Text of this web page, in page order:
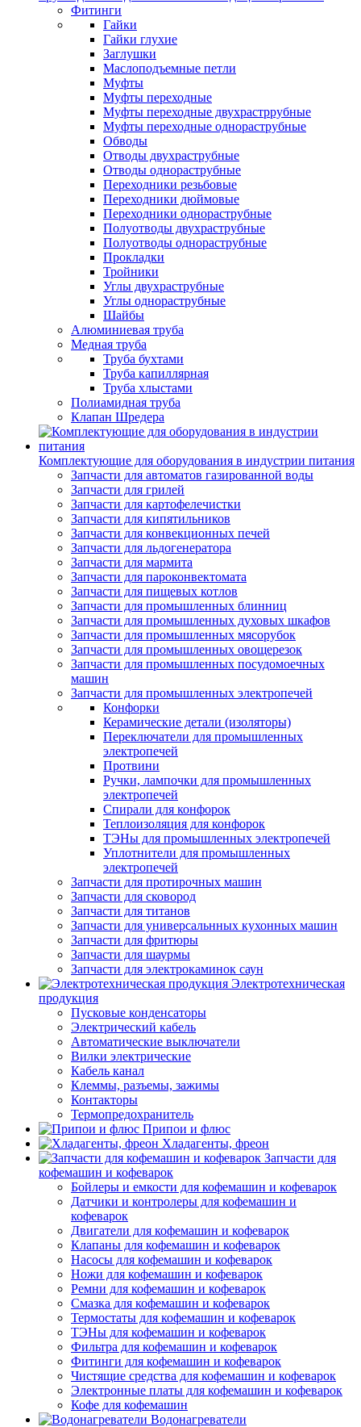
Фитинги
Гайки
Гайки глухие
Заглушки
Маслоподъемные петли
Муфты
Муфты переходные
Муфты переходные двухрастррубные
Муфты переходные однораструбные
Обводы
Отводы двухраструбные
Отводы однораструбные
Переходники резьбовые
Переходники дюймовые
Переходники однораструбные
Полуотводы двухраструбные
Полуотводы однораструбные
Прокладки
Тройники
Углы двухраструбные
Углы однораструбные
Шайбы
Алюминиевая труба
Медная труба
Труба бухтами
Труба капиллярная
Труба хлыстами
Полиамидная труба
Клапан Шредера
Комплектующие для оборудования в индустрии питания
Запчасти для автоматов газированной воды
Запчасти для грилей
Запчасти для картофелечистки
Запчасти для кипятильников
Запчасти для конвекционных печей
Запчасти для льдогенератора
Запчасти для мармита
Запчасти для пароконвектомата
Запчасти для пищевых котлов
Запчасти для промышленных блинниц
Запчасти для промышленных духовых шкафов
Запчасти для промышленных мясорубок
Запчасти для промышленных овощерезок
Запчасти для промышленных посудомоечных
машин
Запчасти для промышленных электропечей
Конфорки
Керамические детали (изоляторы)
Переключатели для промышленных
электропечей
Протвини
Ручки, лампочки для промышленных
электропечей
Спирали для конфорок
Теплоизоляция для конфорок
ТЭНы для промышленных электропечей
Уплотнители для промышленных
электропечей
Запчасти для протирочных машин
Запчасти для сковород
Запчасти для титанов
Запчасти для универсальнных кухонных машин
Запчасти для фритюры
Запчасти для шаурмы
Запчасти для электрокаминок саун
Электротехническая
продукция
Пусковые конденсаторы
Электрический кабель
Автоматические выключатели
Вилки электрические
Кабель канал
Клеммы, разъемы, зажимы
Контакторы
Термопредохранитель
Припои и флюс
Хладагенты, фреон
Запчасти для
кофемашин и кофеварок
Бойлеры и емкости для кофемашин и кофеварок
Датчики и контролеры для кофемашин и
кофеварок
Двигатели для кофемашин и кофеварок
Клапаны для кофемашин и кофеварок
Насосы для кофемашин и кофеварок
Ножи для кофемашин и кофеварок
Ремни для кофемашин и кофеварок
Смазка для кофемашин и кофеварок
Термостаты для кофемашин и кофеварок
ТЭНы для кофемашин и кофеварок
Фильтра для кофемашин и кофеварок
Фитинги для кофемашин и кофеварок
Чистящие средства для кофемашин и кофеварок
Электронные платы для кофемашин и кофеварок
Кофе для кофемашин
Водонагреватели